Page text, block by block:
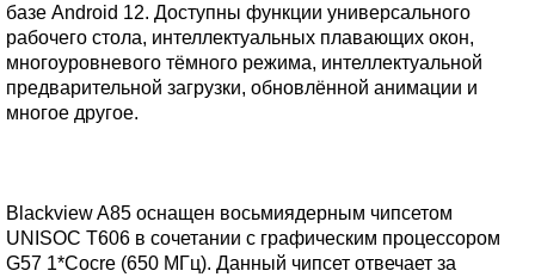
базе Android 12. Доступны функции универсального
рабочего стола, интеллектуальных плавающих окон,
многоуровневого тёмного режима, интеллектуальной
предварительной загрузки, обновлённой анимации и
многое другое.
Blackview A85 оснащен восьмиядерным чипсетом
UNISOC T606 в сочетании с графическим процессором
G57 1*Cocre (650 МГц). Данный чипсет отвечает за